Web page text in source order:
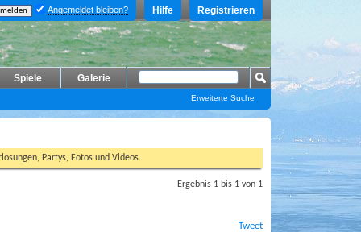
Registrieren
Hilfe
Angemeldet bleiben?
Spiele Galerie
Erweiterte Suche
Partys, Fotos und Videos.
Ergebnis 1 bis 1 von 1
Tweet